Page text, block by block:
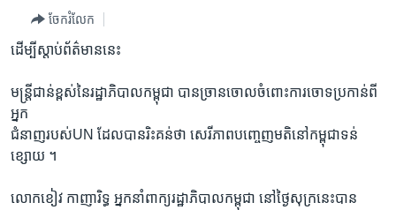
តែ​
រំលង​
និង​
ចូល​
ទៅ​
រចនា
ហេឡូវីអូអេ
កម្ពុជាច្នៃប្រតិដ្ឋ
ព្រឹត្តិការណ៍ព័ត៌មាន
ទូរទស្សន៍ / វីដេអូ​
វិទ្យុ / ផតខាសថ៍
ចែករំលែក
ដើម្បីស្តាប់ព័ត៌មាននេះ
មន្រ្តីជាន់ខ្ពស់នៃរដ្ឋាភិបាលកម្ពុជា បានច្រានចោលចំពោះការចោទប្រកាន់ពី
អ្នក
ជំនាញរបស់UN ដែលបានរិះគន់ថា សេរីភាពបញ្ចេញមតិនៅកម្ពុជាទន់
ខ្សោយ ។
លោកខៀវ កាញារិទ្ធ អ្នកនាំពាក្យរដ្ឋាភិបាលកម្ពុជា នៅថ្ងៃសុក្រនេះបាន